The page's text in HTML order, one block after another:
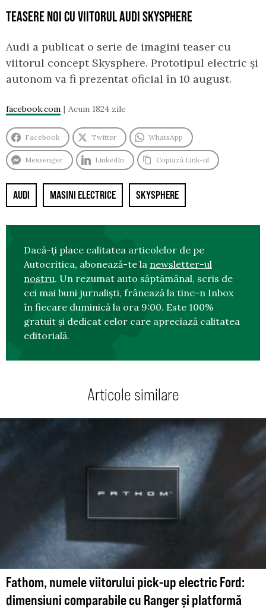
TEASERE NOI CU VIITORUL AUDI SKYSPHERE
Audi a publicat o serie de imagini teaser cu
viitorul concept Skysphere. Prototipul electric și
autonom va fi prezentat oficial în 10 august.
facebook.com Acum 1824 zile
Facebook Twitter WhatsApp
Messenger LinkedIn Copiază Link-ul
AUDI MASINI ELECTRICE SKYSPHERE
Dacă-ți place calitatea articolelor de pe
Autocritica, abonează-te la newsletter-ul
nostru. Un rezumat auto săptămânal, scris de
cei mai buni jurnaliști, frânează la tine-n Inbox
în fiecare duminică la ora 9:00. Este 100%
gratuit și dedicat celor care apreciază calitatea
editorială.
Articole similare
Fathom, numele viitorului pick-up electric Ford:
dimensiuni comparabile cu Ranger și platformă